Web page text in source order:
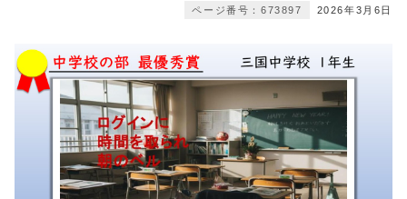
2026年3月6日
ページ番号：673897